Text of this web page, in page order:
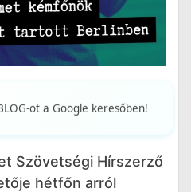
ot a Google keresőben!
Szövetségi Hírszerző
hétfőn arról